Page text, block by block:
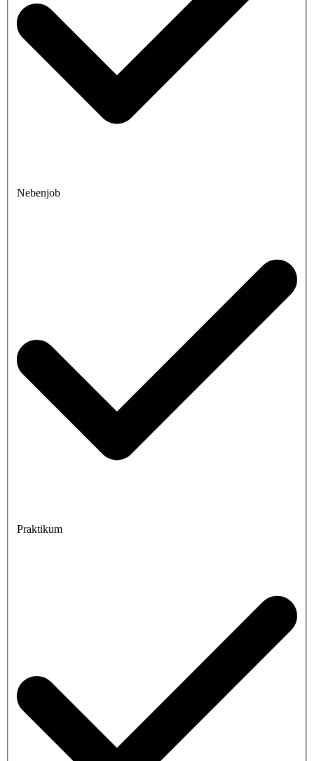
Nebenjob
Praktikum